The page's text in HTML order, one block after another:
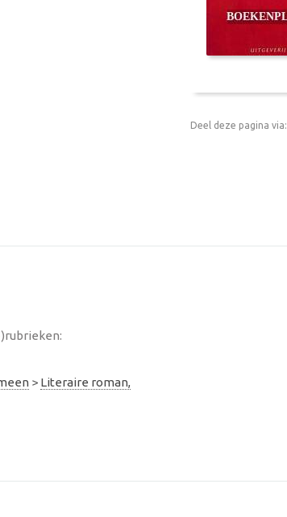
Deel deze pagina via:
> Literaire roman,